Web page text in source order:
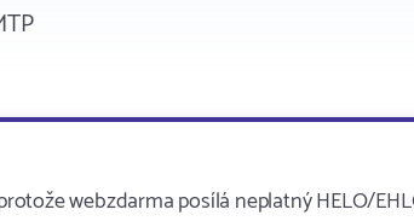
webzdarma posílá neplatný HELO/